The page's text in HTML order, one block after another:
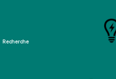
Recherche